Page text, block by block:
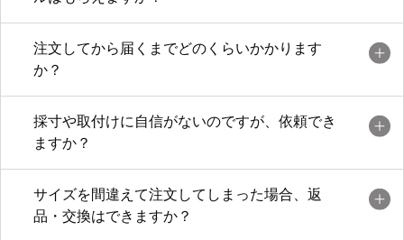
注文してから届くまでどのくらいかかります
か？
採寸や取付けに自信がないのですが、依頼でき
ますか？
サイズを間違えて注文してしまった場合、返
品・交換はできますか？